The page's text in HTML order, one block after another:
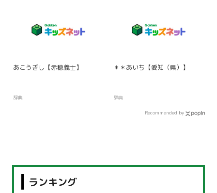
あこうぎし【赤穂義士】
辞典
＊＊あいち【愛知（県）】
辞典
Recommended by
ランキング